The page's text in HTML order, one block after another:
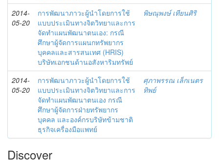
2014-
05-20
การพัฒนาภาวะผู้นำโดยการใช้
แบบประเมินทางจิตวิทยาและการ
จัดทำแผนพัฒนาตนเอง: กรณี
ศึกษาผู้จัดการแผนกทรัพยากร
บุคคลและสารสนเทศ (HRIS)
บริษัทเอกชนด้านอสังหาริมทรัพย์
พิษณุพงษ์ เทียนศิริ
2014-
05-20
การพัฒนาภาวะผู้นำโดยการใช้
แบบประเมินทางจิตวิทยาและการ
จัดทำแผนพัฒนาตนเอง กรณี
ศึกษาผู้จัดการฝ่ายทรัพยากร
บุคคล และองค์กรบริษัทข้ามชาติ
ธุรกิจเครื่องมือแพทย์
ศุภาพรรณ เล็กเนตร
ทิพย์
Discover